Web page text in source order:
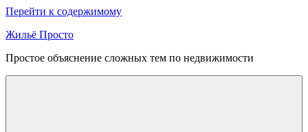
Перейти к содержимому
Жильё Просто
Простое объяснение сложных тем по недвижимости